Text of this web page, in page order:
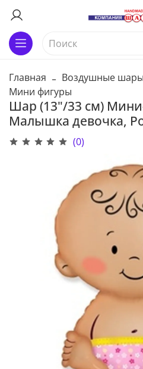
Главная
Воздушные
Мини фигуры
Шар (13"/33 см)
Малышка девочка,
(0)